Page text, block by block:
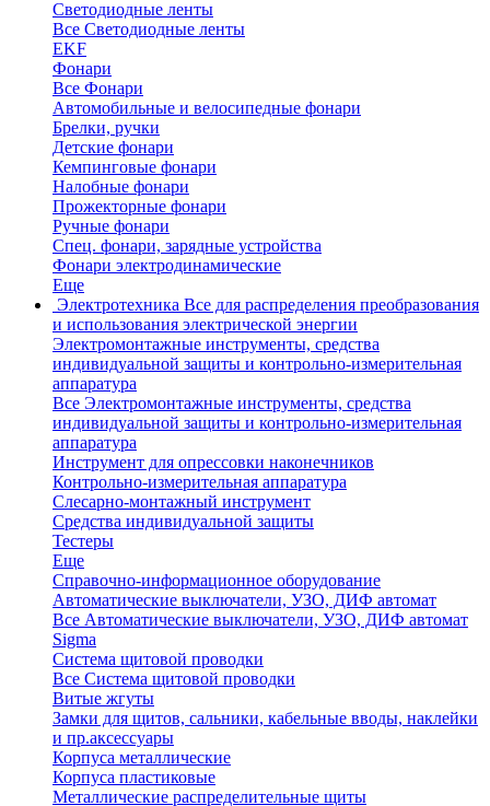
Светодиодные ленты
Все Светодиодные ленты
EKF
Фонари
Все Фонари
Автомобильные и велосипедные фонари
Брелки, ручки
Детские фонари
Кемпинговые фонари
Налобные фонари
Прожекторные фонари
Ручные фонари
Спец. фонари, зарядные устройства
Фонари электродинамические
Еще
Электротехника Все для распределения преобразования
и использования электрической энергии
Электромонтажные инструменты, средства
индивидуальной защиты и контрольно-измерительная
аппаратура
Все Электромонтажные инструменты, средства
индивидуальной защиты и контрольно-измерительная
аппаратура
Инструмент для опрессовки наконечников
Контрольно-измерительная аппаратура
Слесарно-монтажный инструмент
Средства индивидуальной защиты
Тестеры
Еще
Справочно-информационное оборудование
Автоматические выключатели, УЗО, ДИФ автомат
Все Автоматические выключатели, УЗО, ДИФ автомат
Sigma
Система щитовой проводки
Все Система щитовой проводки
Витые жгуты
Замки для щитов, сальники, кабельные вводы, наклейки
и пр.аксессуары
Корпуса металлические
Корпуса пластиковые
Металлические распределительные щиты